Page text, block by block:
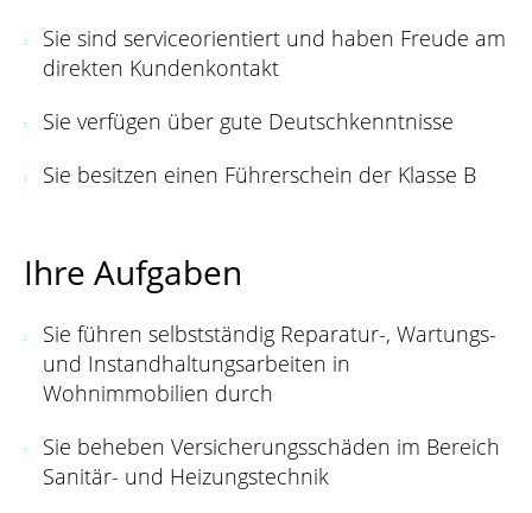
Sie sind serviceorientiert und haben Freude am
direkten Kundenkontakt
Sie verfügen über gute Deutschkenntnisse
Sie besitzen einen Führerschein der Klasse B
Ihre Aufgaben
Sie führen selbstständig Reparatur-, Wartungs-
und Instandhaltungsarbeiten in
Wohnimmobilien durch
Sie beheben Versicherungsschäden im Bereich
Sanitär- und Heizungstechnik